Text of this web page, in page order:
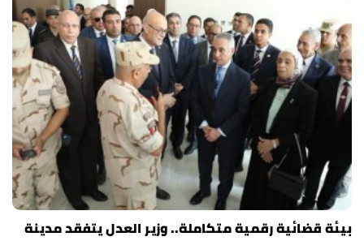
بيئة قضائية رقمية متكاملة.. وزير العدل يتفقد مدينة